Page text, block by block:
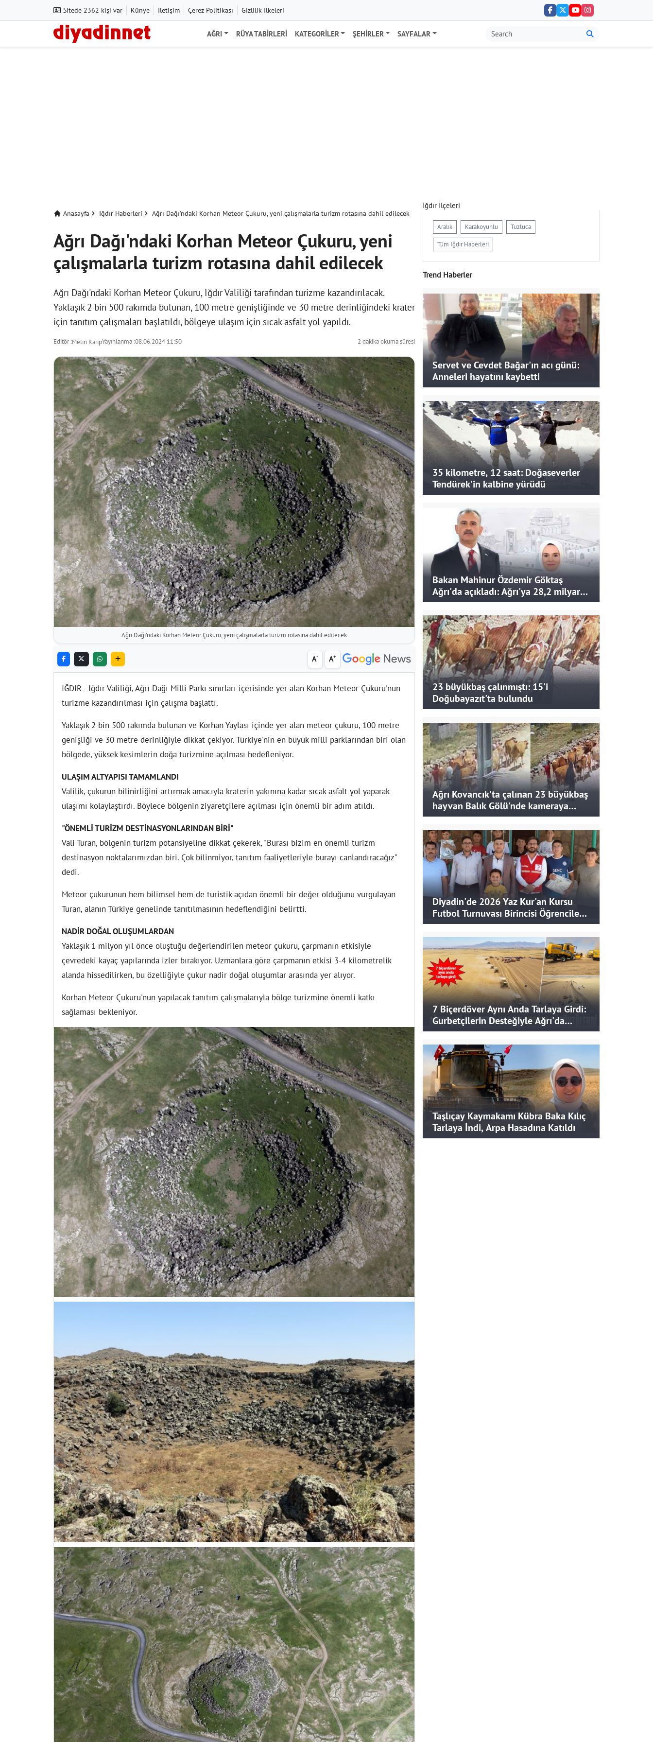
Sitede 2362 kişi var Künye İletişim Çerez Politikası Gizlilik İlkeleri
AĞRI RÜYA TABIRLERI KATEGORILER ŞEHIRLER SAYFALAR
Anasayfa Iğdır Haberleri Ağrı Dağı'ndaki Korhan Meteor Çukuru, yeni çalışmalarla turizm rotasına dahil edilecek
Ağrı Dağı'ndaki Korhan Meteor Çukuru, yeni
çalışmalarla turizm rotasına dahil edilecek
Ağrı Dağı'ndaki Korhan Meteor Çukuru, Iğdır Valiliği tarafından turizme kazandırılacak.
Yaklaşık 2 bin 500 rakımda bulunan, 100 metre genişliğinde ve 30 metre derinliğindeki krater
için tanıtım çalışmaları başlatıldı, bölgeye ulaşım için sıcak asfalt yol yapıldı.
Editör :Metin KaripYayınlanma :08.06.2024 11:50 2 dakika okuma süresi
Ağrı Dağı'ndaki Korhan Meteor Çukuru, yeni çalışmalarla turizm rotasına dahil edilecek
A- A+
IĞDIR - Iğdır Valiliği, Ağrı Dağı Milli Parkı sınırları içerisinde yer alan Korhan Meteor Çukuru'nun
turizme kazandırılması için çalışma başlattı.
Yaklaşık 2 bin 500 rakımda bulunan ve Korhan Yaylası içinde yer alan meteor çukuru, 100 metre
genişliği ve 30 metre derinliğiyle dikkat çekiyor. Türkiye'nin en büyük milli parklarından biri olan
bölgede, yüksek kesimlerin doğa turizmine açılması hedefleniyor.
ULAŞIM ALTYAPISI TAMAMLANDI
Valilik, çukurun bilinirliğini artırmak amacıyla kraterin yakınına kadar sıcak asfalt yol yaparak
ulaşımı kolaylaştırdı. Böylece bölgenin ziyaretçilere açılması için önemli bir adım atıldı.
"ÖNEMLİ TURİZM DESTİNASYONLARINDAN BİRİ"
Vali Turan, bölgenin turizm potansiyeline dikkat çekerek, "Burası bizim en önemli turizm
destinasyon noktalarımızdan biri. Çok bilinmiyor, tanıtım faaliyetleriyle burayı canlandıracağız"
dedi.
Meteor çukurunun hem bilimsel hem de turistik açıdan önemli bir değer olduğunu vurgulayan
Turan, alanın Türkiye genelinde tanıtılmasının hedeflendiğini belirtti.
NADİR DOĞAL OLUŞUMLARDAN
Yaklaşık 1 milyon yıl önce oluştuğu değerlendirilen meteor çukuru, çarpmanın etkisiyle
çevredeki kayaç yapılarında izler bırakıyor. Uzmanlara göre çarpmanın etkisi 3-4 kilometrelik
alanda hissedilirken, bu özelliğiyle çukur nadir doğal oluşumlar arasında yer alıyor.
Korhan Meteor Çukuru'nun yapılacak tanıtım çalışmalarıyla bölge turizmine önemli katkı
sağlaması bekleniyor.
Iğdır İlçeleri
Aralık Karakoyunlu Tuzluca
Tüm Iğdır Haberleri
Trend Haberler
Servet ve Cevdet Bağar'ın acı günü:
Anneleri hayatını kaybetti
35 kilometre, 12 saat: Doğaseverler
Tendürek'in kalbine yürüdü
Bakan Mahinur Özdemir Göktaş
Ağrı'da açıkladı: Ağrı'ya 28,2 milyar
liralık yatırım ve destek sağlandı
23 büyükbaş çalınmıştı: 15'i
Doğubayazıt'ta bulundu
Ağrı Kovancık'ta çalınan 23 büyükbaş
hayvan Balık Gölü'nde kameraya
takıldı
Diyadin'de 2026 Yaz Kur'an Kursu
Futbol Turnuvası Birincisi Öğrencilere
Hediye
7 Biçerdöver Aynı Anda Tarlaya Girdi:
Gurbetçilerin Desteğiyle Ağrı'da
Bereketli Hasat
Taşlıçay Kaymakamı Kübra Baka Kılıç
Tarlaya İndi, Arpa Hasadına Katıldı